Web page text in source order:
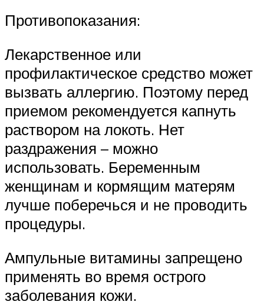
Противопоказания:
Лекарственное или
профилактическое средство может
вызвать аллергию. Поэтому перед
приемом рекомендуется капнуть
раствором на локоть. Нет
раздражения – можно
использовать. Беременным
женщинам и кормящим матерям
лучше поберечься и не проводить
процедуры.
Ампульные витамины запрещено
применять во время острого
заболевания кожи.